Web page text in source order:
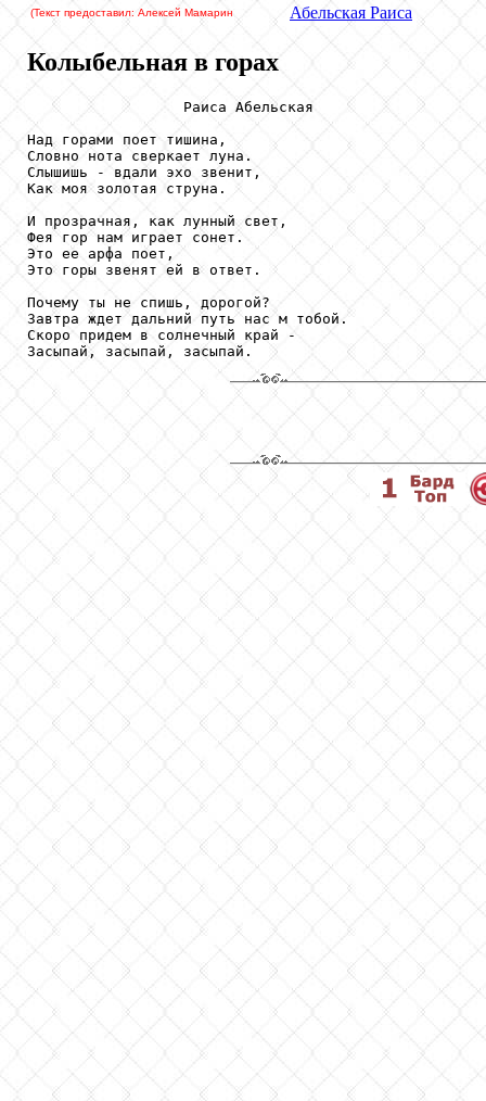
(Текст предоставил: Алексей Мамарин Абельская Раиса
Колыбельная в горах
                  Раиса Абельская
Над горами поет тишина,
Словно нота сверкает луна.
Слышишь - вдали эхо звенит,
Как моя золотая струна.
И прозрачная, как лунный свет,
Фея гор нам играет сонет.
Это ее арфа поет,
Это горы звенят ей в ответ.
Почему ты не спишь, дорогой?
Завтра ждет дальний путь нас м тобой.
Скоро придем в солнечный край -
Засыпай, засыпай, засыпай.